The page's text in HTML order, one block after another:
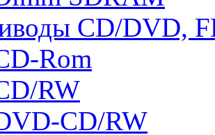
СD/DVD,
Rom
RW
CD/RW